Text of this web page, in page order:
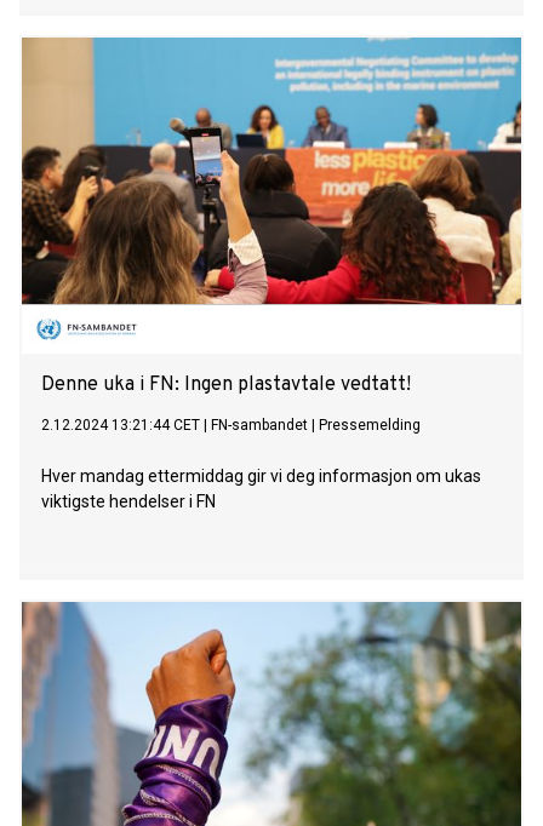
Denne uka i FN: Ingen plastavtale vedtatt!
2.12.2024 13:21:44 CET FN-sambandet Pressemelding
Hver mandag ettermiddag gir vi deg informasjon om ukas
viktigste hendelser i FN